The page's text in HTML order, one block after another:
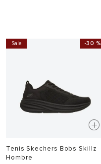
Sale -30 %
Tenis Skechers Bobs Skillz
Hombre